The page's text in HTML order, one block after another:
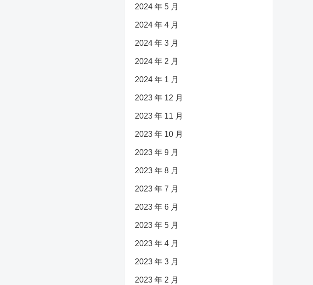
2024 年 5 月
2024 年 4 月
2024 年 3 月
2024 年 2 月
2024 年 1 月
2023 年 12 月
2023 年 11 月
2023 年 10 月
2023 年 9 月
2023 年 8 月
2023 年 7 月
2023 年 6 月
2023 年 5 月
2023 年 4 月
2023 年 3 月
2023 年 2 月